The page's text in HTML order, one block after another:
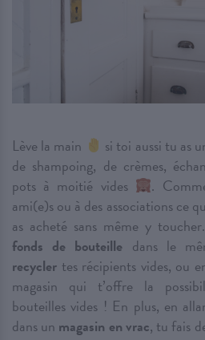
Lève la main
si toi aussi tu as
de shampoing, de crèmes,
pots à moitié vides
.
ami(e)s ou à des associations ce
as acheté sans même y
fonds de bouteille dans le
recycler tes récipients vides, ou
magasin qui t’offre la
bouteilles vides ! En plus, en
dans un magasin en vrac, tu fais